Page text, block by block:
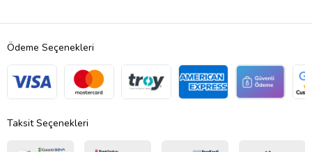
Ödeme Seçenekleri
Taksit Seçenekleri